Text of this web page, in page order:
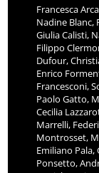
Francesca
Nadine Blanc,
Giulia Calisti,
Filippo
Dufour,
Enrico
Francesconi,
Paolo Gatto,
Cecilia
Marrelli,
Montrosset,
Emiliano
Ponsetto,